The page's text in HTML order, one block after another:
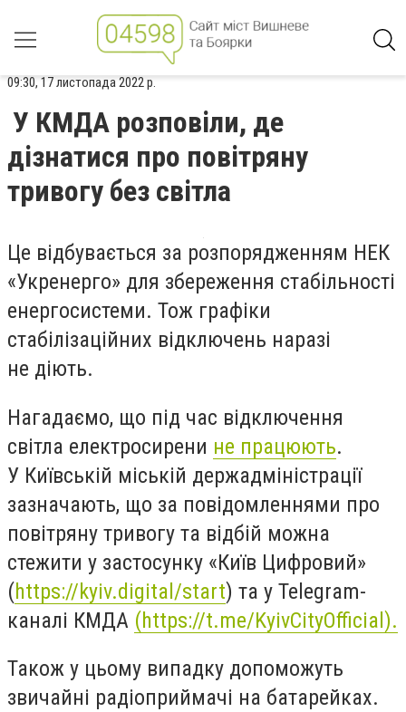
09:30, 17 листопада 2022 р.
У КМДА розповіли, де
дізнатися про повітряну
тривогу без світла
Це відбувається за розпорядженням НЕК
«Укренерго» для збереження стабільності
енергосистеми. Тож графіки
стабілізаційних відключень наразі
не діють.
Нагадаємо, що під час відключення
світла електросирени не працюють.
У Київській міській держадміністрації
зазначають, що за повідомленнями про
повітряну тривогу та відбій можна
стежити у застосунку «Київ Цифровий»
(https://kyiv.digital/start) та у Telegram-
каналі КМДА (https://t.me/KyivCityOfficial).
Також у цьому випадку допоможуть
звичайні радіоприймачі на батарейках.